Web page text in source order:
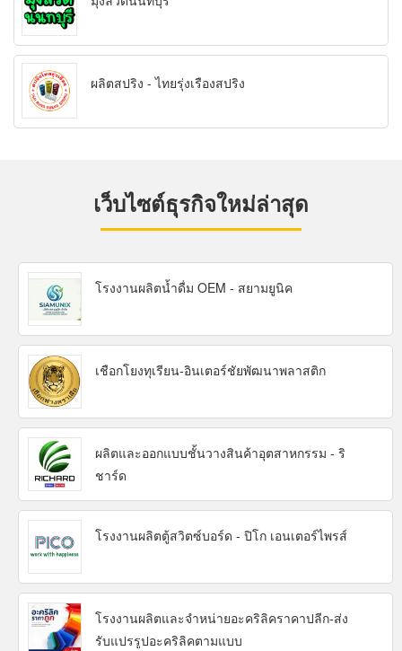
ผลิตสปริง - ไทยรุ่งเรืองสปริง
เว็บไซต์ธุรกิจใหม่ล่าสุด
โรงงานผลิตน้ำดื่ม OEM - สยามยูนิค
เชือกโยงทุเรียน-อินเตอร์ชัยพัฒนาพลาสติก
ผลิตและออกแบบชั้นวางสินค้าอุตสาหกรรม - ริ
ชาร์ด
โรงงานผลิตตู้สวิตซ์บอร์ด - ปิโก เอนเตอร์ไพรส์
โรงงานผลิตและจำหน่ายอะคริลิคราคาปลีก-ส่ง
รับแปรรูปอะคริลิคตามแบบ